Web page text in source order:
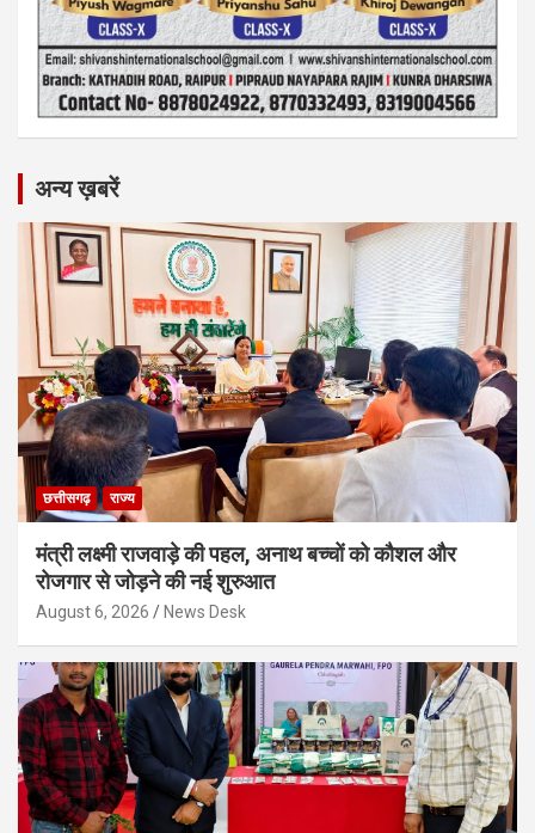
अन्य ख़बरें
छत्तीसगढ़ राज्य
मंत्री लक्ष्मी राजवाड़े की पहल, अनाथ बच्चों को कौशल और
रोजगार से जोड़ने की नई शुरुआत
August 6, 2026 News Desk